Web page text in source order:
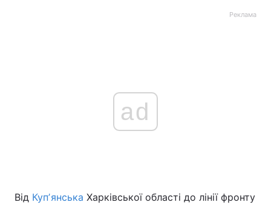
Реклама
ad
Від Купʼянська Харківської області до лінії фронту